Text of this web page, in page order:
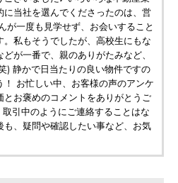
当社を選んでくださったのは、営
が一度も見学せず、お会いすること
私もそうでしたが、高校生にもな
が一番で、親のありがたみなど、
) 静かで日当たりの良い物件ですの
お忙しい中、お客様の声のアンケ
お褒めのコメントをありがとうご
引中のようにご連絡することはな
も、疑問や確認したい事など、お気